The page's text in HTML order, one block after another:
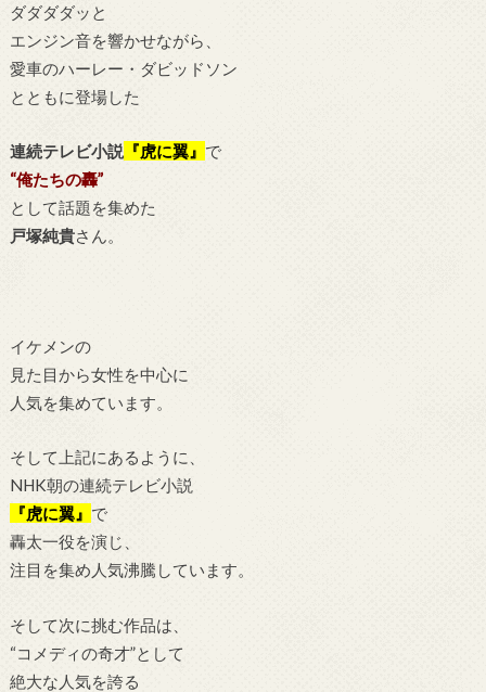
ダダダダッと
エンジン音を響かせながら、
愛車のハーレー・ダビッドソン
とともに登場した
連続テレビ小説『虎に翼』 で
“俺たちの轟”
として話題を集めた
戸塚純貴さん。
イケメンの
見た目から女性を中心に
人気を集めています。
そして上記にあるように、
NHK朝の連続テレビ小説
『虎に翼』 で
轟太一役を演じ、
注目を集め人気沸騰しています。
そして次に挑む作品は、
“コメディの奇才”として
絶大な人気を誇る